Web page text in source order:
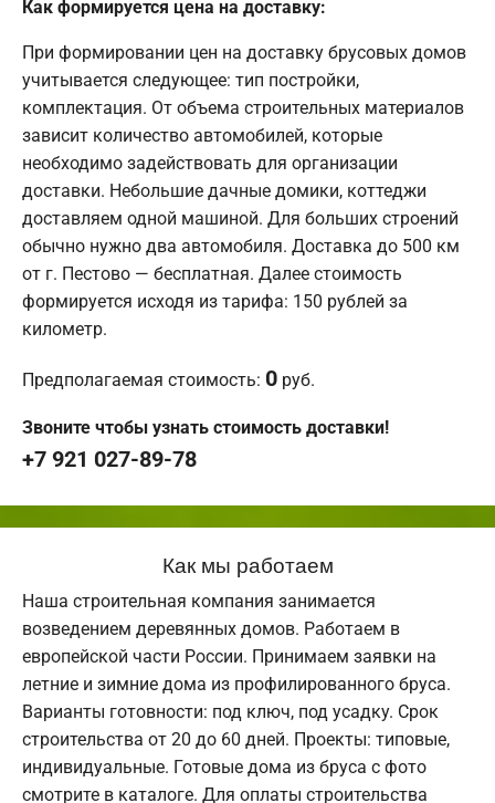
Как формируется цена на доставку:
При формировании цен на доставку брусовых домов
учитывается следующее: тип постройки,
комплектация. От объема строительных материалов
зависит количество автомобилей, которые
необходимо задействовать для организации
доставки. Небольшие дачные домики, коттеджи
доставляем одной машиной. Для больших строений
обычно нужно два автомобиля. Доставка до 500 км
от г. Пестово — бесплатная. Далее стоимость
формируется исходя из тарифа: 150 рублей за
километр.
Предполагаемая стоимость: 0 руб.
Звоните чтобы узнать стоимость доставки!
+7 921 027-89-78
Как мы работаем
Наша строительная компания занимается
возведением деревянных домов. Работаем в
европейской части России. Принимаем заявки на
летние и зимние дома из профилированного бруса.
Варианты готовности: под ключ, под усадку. Срок
строительства от 20 до 60 дней. Проекты: типовые,
индивидуальные. Готовые дома из бруса с фото
смотрите в каталоге. Для оплаты строительства